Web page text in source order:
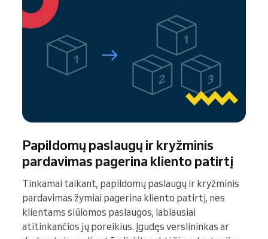
Papildomų paslaugų ir kryžminis
pardavimas pagerina kliento patirtį
Tinkamai taikant, papildomų paslaugų ir kryžminis
pardavimas žymiai pagerina kliento patirtį, nes
klientams siūlomos paslaugos, labiausiai
atitinkančios jų poreikius. Įgudęs verslininkas ar